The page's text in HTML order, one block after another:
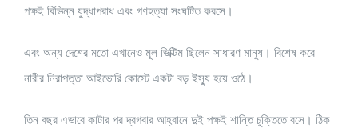
পক্ষই বিভিন্ন যুদ্ধাপরাধ এবং গণহত্যা সংঘটিত করসে।
এবং অন্য দেশের মতো এখানেও মূল ভিক্টিম ছিলেন সাধারণ মানুষ। বিশেষ করে
নারীর নিরাপত্তা আইভোরি কোস্টে একটা বড় ইস্যু হয়ে ওঠে।
তিন বছর এভাবে কাটার পর দ্রগবার আহ্বানে দুই পক্ষই শান্তি চুক্তিতে বসে। ঠিক